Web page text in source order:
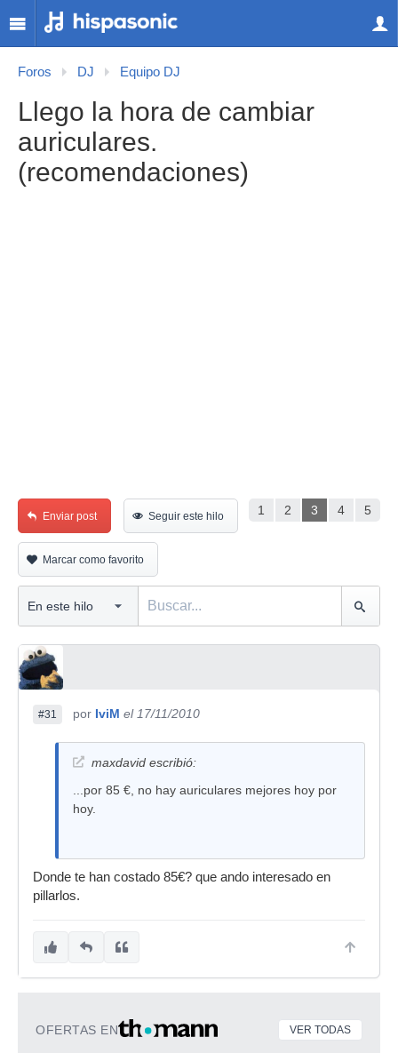
Foros DJ Equipo DJ
Llego la hora de cambiar
auriculares.
(recomendaciones)
1 2 3 4 5
Enviar post Seguir este hilo
Marcar como favorito
#31 por IviM el 17/11/2010
maxdavid escribió:
...por 85 €, no hay auriculares mejores hoy por
hoy.
Donde te han costado 85€? que ando interesado en
pillarlos.
OFERTAS EN VER TODAS